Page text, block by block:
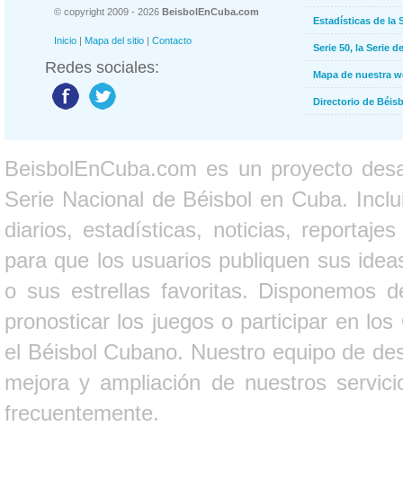
© copyright 2009 - 2026 BeisbolEnCuba.com
Inicio | Mapa del sitio | Contacto
Redes sociales:
Estadísticas de la
Serie 50, la Serie
Mapa de nuestra
Directorio de
BeisbolEnCuba.com es un proyecto
Serie Nacional de Béisbol en Cuba.
diarios, estadísticas, noticias,
para que los usuarios publiquen sus
o sus estrellas favoritas. Disponemos
pronosticar los juegos o participar en
el Béisbol Cubano. Nuestro equipo de
mejora y ampliación de nuestros
frecuentemente.